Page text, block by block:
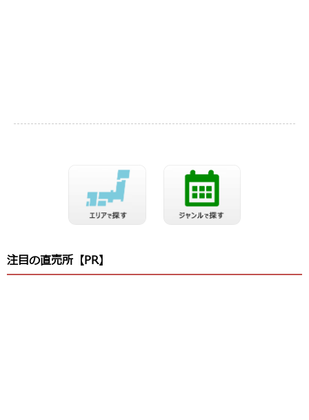
注目の直売所【PR】